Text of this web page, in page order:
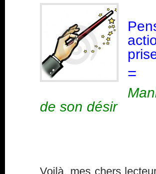
=
de son désir
Voilà, mes chers